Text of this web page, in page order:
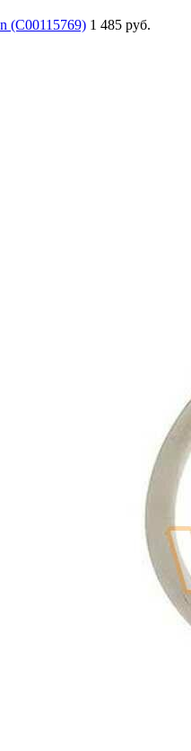
(C00115769) 1 485 руб.